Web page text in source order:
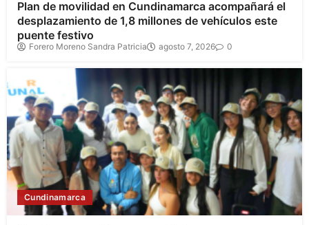
Plan de movilidad en Cundinamarca acompañará el
desplazamiento de 1,8 millones de vehículos este
puente festivo
Forero Moreno Sandra Patricia agosto 7, 2026 0
Cundinamarca